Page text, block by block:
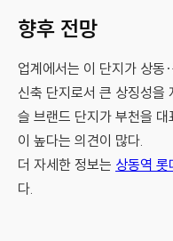
향후 전망
업계에서는 이 단지가 상동
신축 단지로서 큰 상징성을
슬 브랜드 단지가 부천을
이 높다는 의견이 많다.
더 자세한 정보는 상동역 롯
다.